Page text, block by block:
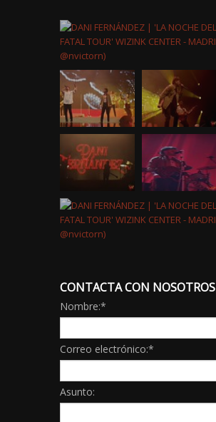
CONTACTA CON NOSOTROS
Nombre:*
Correo electrónico:*
Asunto: